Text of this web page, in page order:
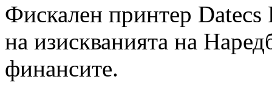
Фискален принтер
на изискванията на
финансите.